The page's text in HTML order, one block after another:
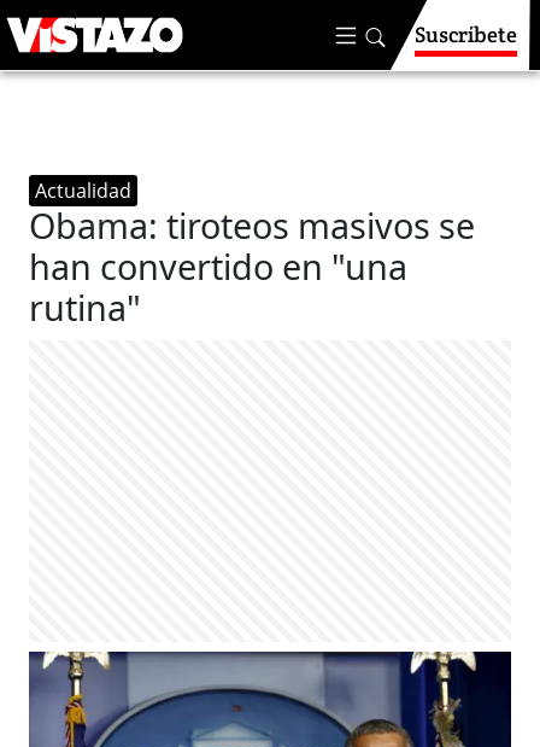
Suscríbete
Actualidad
Obama: tiroteos masivos se
han convertido en "una
rutina"